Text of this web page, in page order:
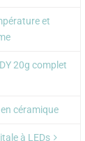
et
20g complet
céramique
à LEDs